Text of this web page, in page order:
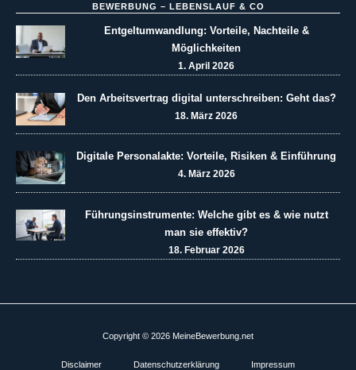
BEWERBUNG – LEBENSLAUF & CO
Entgeltumwandlung: Vorteile, Nachteile &
Möglichkeiten
1. April 2026
Den Arbeitsvertrag digital unterschreiben: Geht das?
18. März 2026
Digitale Personalakte: Vorteile, Risiken & Einführung
4. März 2026
Führungsinstrumente: Welche gibt es & wie nutzt
man sie effektiv?
18. Februar 2026
Copyright © 2026 MeineBewerbung.net
Disclaimer Datenschutzerklärung Impressum